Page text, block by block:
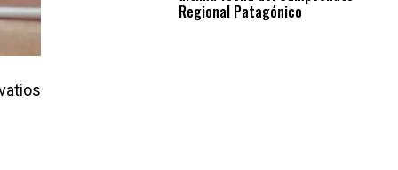
Regional Patagónico